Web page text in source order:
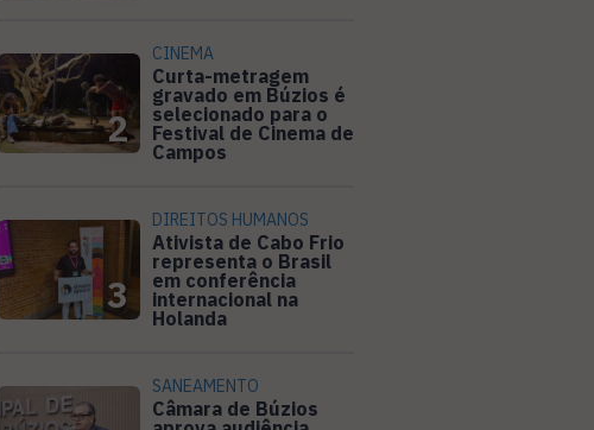
2
CINEMA
Curta-metragem
gravado em Búzios é
selecionado para o
Festival de Cinema de
Campos
3
DIREITOS HUMANOS
Ativista de Cabo Frio
representa o Brasil
em conferência
internacional na
Holanda
SANEAMENTO
Câmara de Búzios